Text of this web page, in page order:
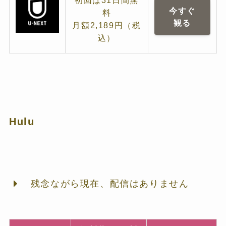
料
月額2,189円（税
込）
今すぐ
観る
Hulu
残念ながら現在、配信はありません